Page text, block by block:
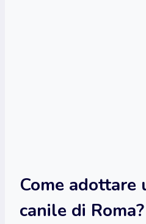
Come adottare
canile di Roma?